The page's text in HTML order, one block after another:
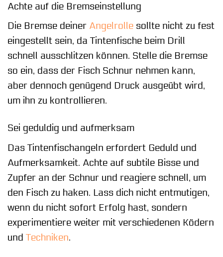
Achte auf die Bremseinstellung
Die Bremse deiner Angelrolle sollte nicht zu fest
eingestellt sein, da Tintenfische beim Drill
schnell ausschlitzen können. Stelle die Bremse
so ein, dass der Fisch Schnur nehmen kann,
aber dennoch genügend Druck ausgeübt wird,
um ihn zu kontrollieren.
Sei geduldig und aufmerksam
Das Tintenfischangeln erfordert Geduld und
Aufmerksamkeit. Achte auf subtile Bisse und
Zupfer an der Schnur und reagiere schnell, um
den Fisch zu haken. Lass dich nicht entmutigen,
wenn du nicht sofort Erfolg hast, sondern
experimentiere weiter mit verschiedenen Ködern
und Techniken.